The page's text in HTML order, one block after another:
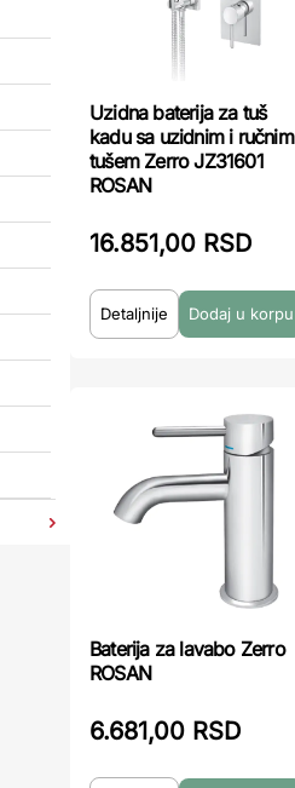
Uzidna baterija za tuš
kadu sa uzidnim i ručnim
tušem Zerro JZ31601
ROSAN
16.851,00 RSD
Detaljnije
Baterija za lavabo Zerro
ROSAN
6.681,00 RSD